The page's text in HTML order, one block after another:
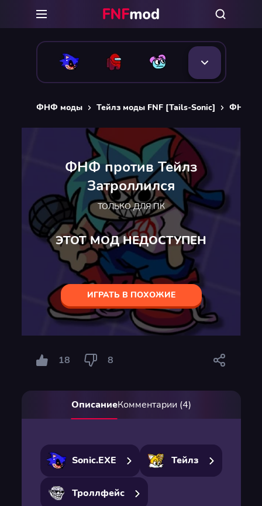
ФНФ моды Тейлз моды FNF [Tails-Sonic] ФНФ
ФНФ против Тейлз
Затроллился
ТОЛЬКО ДЛЯ ПК
ЭТОТ МОД НЕДОСТУПЕН
ИГРАТЬ В ПОХОЖИЕ
18 8
ОписаниеКомментарии (4)
Sonic.EXE Тейлз
Троллфейс